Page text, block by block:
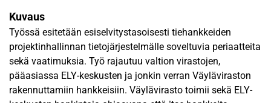
Kuvaus
Työssä esitetään esiselvitystasoisesti tiehankkeiden
projektinhallinnan tietojärjestelmälle soveltuvia periaatteita
sekä vaatimuksia. Työ rajautuu valtion virastojen,
pääasiassa ELY-keskusten ja jonkin verran Väyläviraston
rakennuttamiin hankkeisiin. Väylävirasto toimii sekä ELY-